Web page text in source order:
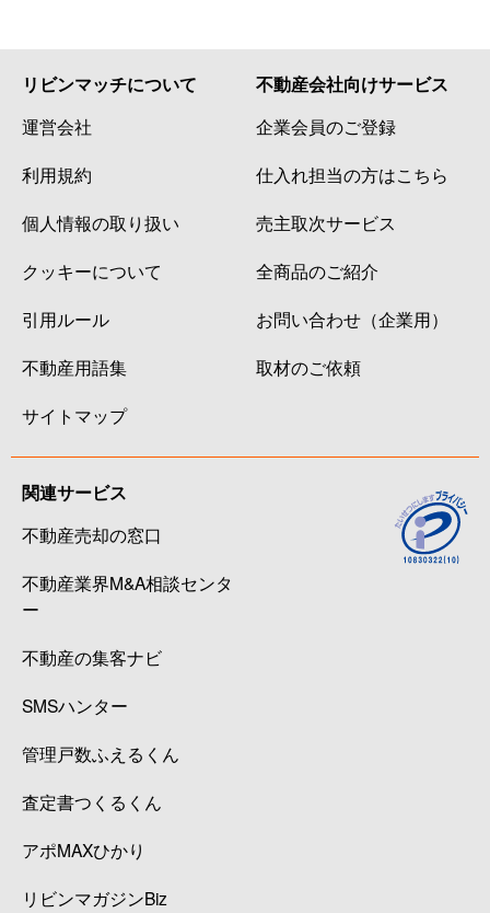
リビンマッチについて
運営会社
利用規約
個人情報の取り扱い
クッキーについて
引用ルール
不動産用語集
サイトマップ
不動産会社向けサービス
企業会員のご登録
仕入れ担当の方はこちら
売主取次サービス
全商品のご紹介
お問い合わせ（企業用）
取材のご依頼
関連サービス
不動産売却の窓口
不動産業界M&A相談センタ
ー
不動産の集客ナビ
SMSハンター
管理戸数ふえるくん
査定書つくるくん
アポMAXひかり
リビンマガジンBiz